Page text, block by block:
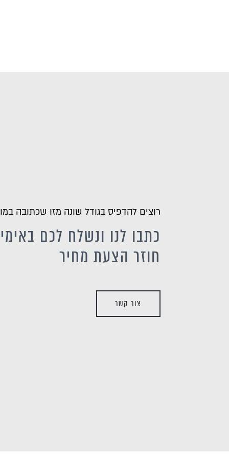
רוצים להדפיס בגודל שונה מזו שכתובה
כתבו לנו ונשלח לכם
חוזר הצעת מחיר
צור קשר